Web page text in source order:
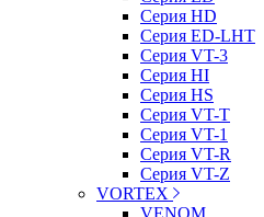
Серия HD
Серия ED-LHT
Серия VT-3
Серия HI
Серия HS
Серия VT-T
Серия VT-1
Серия VT-R
Серия VT-Z
VORTEX
VENOM